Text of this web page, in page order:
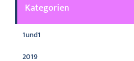
Kategorien
1und1
2019